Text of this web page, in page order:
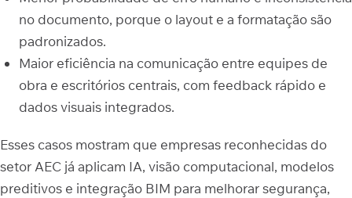
no documento, porque o layout e a formatação são
padronizados.
Maior eficiência na comunicação entre equipes de
obra e escritórios centrais, com feedback rápido e
dados visuais integrados.
Esses casos mostram que empresas reconhecidas do
setor AEC já aplicam IA, visão computacional, modelos
preditivos e integração BIM para melhorar segurança,